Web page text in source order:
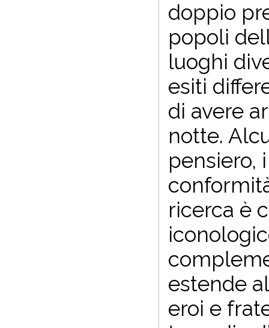
doppio
popoli
luoghi
esiti
di avere
notte.
pensiero,
ricerca è
estende
eroi e